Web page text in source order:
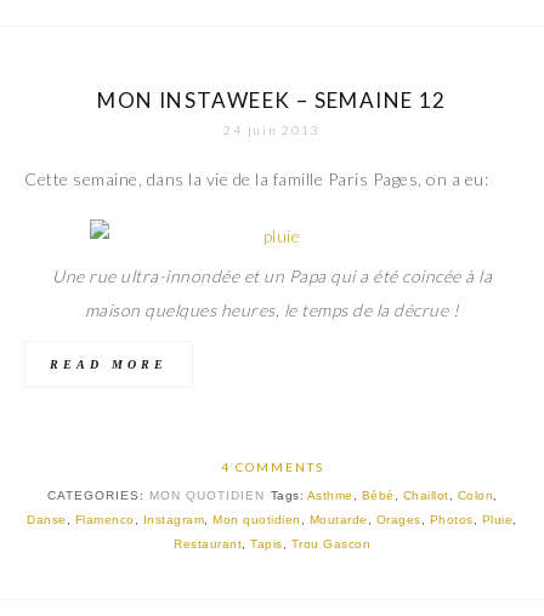
MON INSTAWEEK – SEMAINE 12
24 juin 2013
Cette semaine, dans la vie de la famille Paris Pages, on a eu:
Une rue ultra-innondée et un Papa qui a été coincée à la
maison quelques heures, le temps de la décrue !
READ MORE
4 COMMENTS
CATEGORIES: MON QUOTIDIEN Tags: Asthme Bébé Chaillot Colon
Danse
Flamenco Instagram ,Mon quotidien Moutarde Orages Photos Pluie
Restaurant
Tapis Trou Gascon